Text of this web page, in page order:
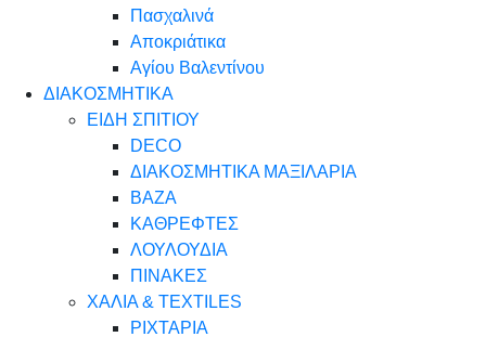
Πασχαλινά
Αποκριάτικα
Αγίου Βαλεντίνου
ΔΙΑΚΟΣΜΗΤΙΚΑ
ΕΙΔΗ ΣΠΙΤΙΟΥ
DECO
ΔΙΑΚΟΣΜΗΤΙΚΑ ΜΑΞΙΛΑΡΙΑ
ΒΑΖΑ
ΚΑΘΡΕΦΤΕΣ
ΛΟΥΛΟΥΔΙΑ
ΠΙΝΑΚΕΣ
ΧΑΛΙΑ & TEXTILES
ΡΙΧΤΑΡΙΑ